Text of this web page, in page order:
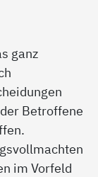
ganz
Betroffene
im Vorfeld